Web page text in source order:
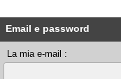
Email e password
La mia e-mail :